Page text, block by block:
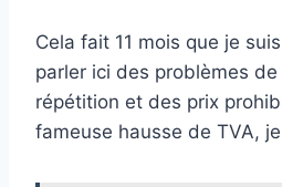
Cela fait 11 mois que je
parler ici des problèmes
répétition et des prix
fameuse hausse de TVA,